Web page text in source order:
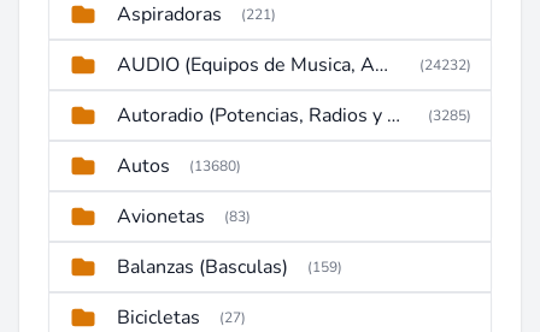
Aspiradoras (221)
AUDIO (Equipos de Musica, Amplificadores, Reproductores, Etc) (24232)
Autoradio (Potencias, Radios y DVD) (3285)
Autos (13680)
Avionetas (83)
Balanzas (Basculas) (159)
Bicicletas (27)